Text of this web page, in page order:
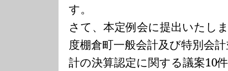
す。
さて、本定例会に提出いたし
度棚倉町一般会計及び特別会
計の決算認定に関する議案10